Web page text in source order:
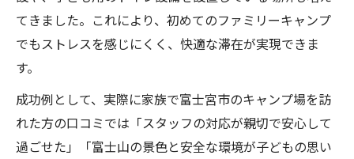
てきました。これにより、初めてのファミリーキャンプ
でもストレスを感じにくく、快適な滞在が実現できま
す。
成功例として、実際に家族で富士宮市のキャンプ場を訪
れた方の口コミでは「スタッフの対応が親切で安心して
過ごせた」「富士山の景色と安全な環境が子どもの思い